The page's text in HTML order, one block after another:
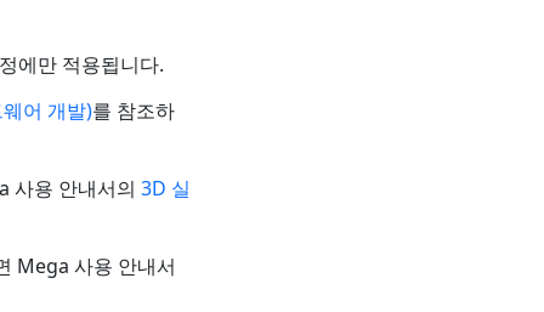
에만 적용됩니다.
어 개발)를 참조하
사용 안내서의 3D 실
Mega 사용 안내서